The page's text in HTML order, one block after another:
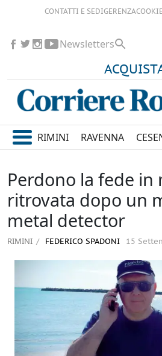
CONTATTI E SEDIGERENZA
Newsletters
RIMINI RAVENNA
Perdono la fede in
ritrovata dopo un
metal detector
RIMINI FEDERICO SPADONI 15